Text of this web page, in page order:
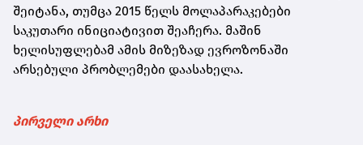
შეიტანა, თუმცა 2015 წელს მოლაპარაკებები
საკუთარი ინიციატივით შეაჩერა. მაშინ
ხელისუფლებამ ამის მიზეზად ევროზონაში
არსებული პრობლემები დაასახელა.
პირველი არხი